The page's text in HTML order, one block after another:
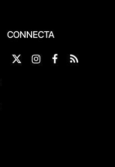
CONNECTA
X
Instagram
Facebook
RSS